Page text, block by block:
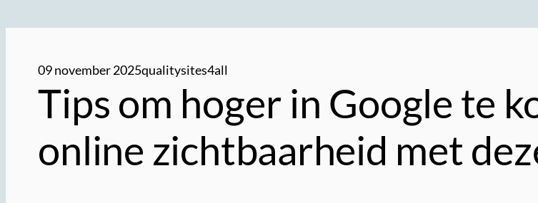
09 november 2025qualitysites4all
Tips om hoger in Google te
online zichtbaarheid met